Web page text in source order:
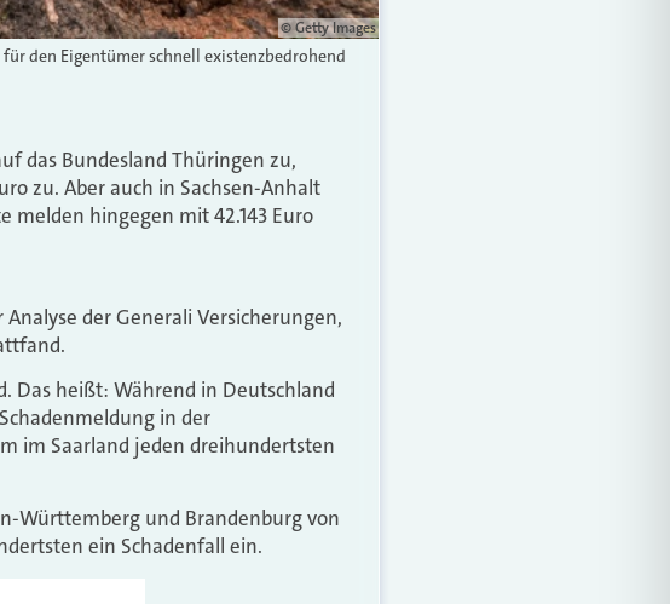
© Getty Images
den Eigentümer schnell existenzbedrohend
das Bundesland Thüringen zu,
zu. Aber auch in Sachsen-Anhalt
melden hingegen mit 42.143 Euro
der Generali Versicherungen,
Das heißt: Während in Deutschland
in der
im Saarland jeden dreihundertsten
Württemberg und Brandenburg von
ein Schadenfall ein.